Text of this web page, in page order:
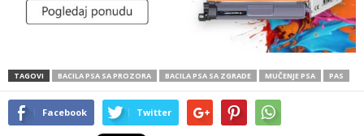
TAGOVI BACILA PSA SA PROZORA BACILA PSA SA ZGRADE MUČENJE PSA PAS
Facebook Twitter